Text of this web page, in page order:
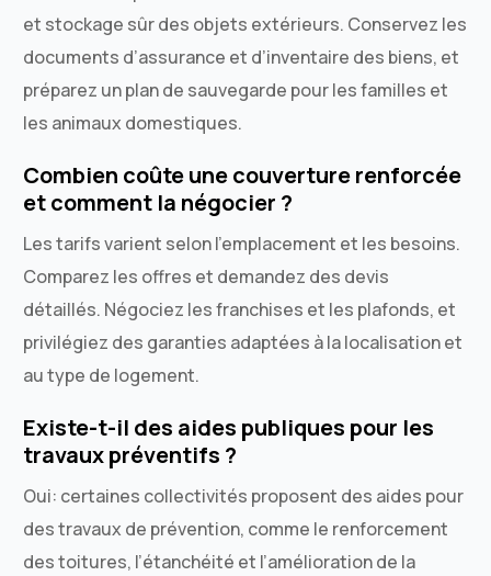
et stockage sûr des objets extérieurs. Conservez les
documents d’assurance et d’inventaire des biens, et
préparez un plan de sauvegarde pour les familles et
les animaux domestiques.
Combien coûte une couverture renforcée
et comment la négocier ?
Les tarifs varient selon l’emplacement et les besoins.
Comparez les offres et demandez des devis
détaillés. Négociez les franchises et les plafonds, et
privilégiez des garanties adaptées à la localisation et
au type de logement.
Existe-t-il des aides publiques pour les
travaux préventifs ?
Oui: certaines collectivités proposent des aides pour
des travaux de prévention, comme le renforcement
des toitures, l’étanchéité et l’amélioration de la